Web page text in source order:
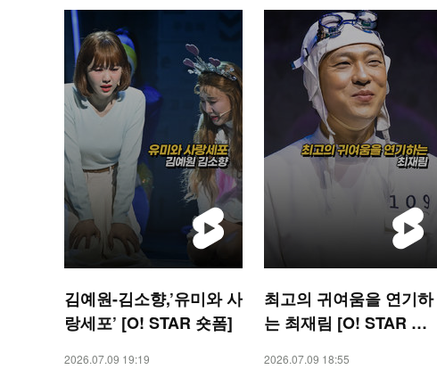
김예원-김소향,’유미와 사
랑세포’ [O! STAR 숏폼]
2026.07.09 19:19
최고의 귀여움을 연기하
는 최재림 [O! STAR 숏
2026.07.09 18:55